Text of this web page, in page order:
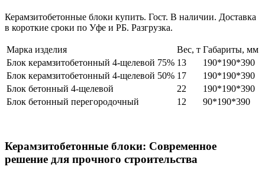
Керамзитобетонные блоки купить. Гост. В наличии. Доставка
в короткие сроки по Уфе и РБ. Разгрузка.
Марка изделия Вес, т Габариты, мм
Блок керамзитобетонный 4-щелевой 75% 13
190*190*390
Блок керамзитобетонный 4-щелевой 50% 17
190*190*390
Блок бетонный 4-щелевой
22
190*190*390
Блок бетонный перегородочный
12 90*190*390
Керамзитобетонные блоки: Современное
решение для прочного строительства